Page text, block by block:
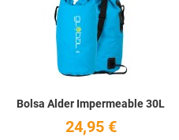
Quick View
Bolsa Alder Impermeable 30L
24,95 €